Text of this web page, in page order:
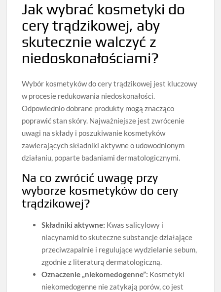
Jak wybrać kosmetyki do
cery trądzikowej, aby
skutecznie walczyć z
niedoskonałościami?
Wybór kosmetyków do cery trądzikowej jest kluczowy
w procesie redukowania niedoskonałości.
Odpowiednio dobrane produkty mogą znacząco
poprawić stan skóry. Najważniejsze jest zwrócenie
uwagi na składy i poszukiwanie kosmetyków
zawierających składniki aktywne o udowodnionym
działaniu, poparte badaniami dermatologicznymi.
Na co zwrócić uwagę przy
wyborze kosmetyków do cery
trądzikowej?
Składniki aktywne: Kwas salicylowy i
niacynamid to skuteczne substancje działające
przeciwzapalnie i regulujące wydzielanie sebum,
zgodnie z literaturą dermatologiczną.
Oznaczenie „niekomedogenne”: Kosmetyki
niekomedogenne nie zatykają porów, co jest